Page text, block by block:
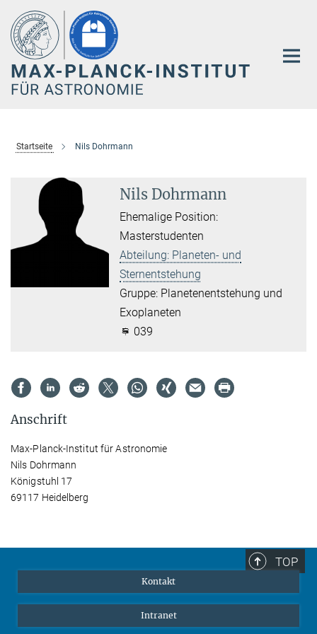
Hauptinhalt
Startseite Nils Dohrmann
Nils Dohrmann
Ehemalige Position:
Masterstudenten
Abteilung: Planeten- und
Sternentstehung
Gruppe: Planetenentstehung und
Exoplaneten
039
Anschrift
Max-Planck-Institut für Astronomie
Nils Dohrmann
Königstuhl 17
69117 Heidelberg
TOP
Kontakt
Intranet